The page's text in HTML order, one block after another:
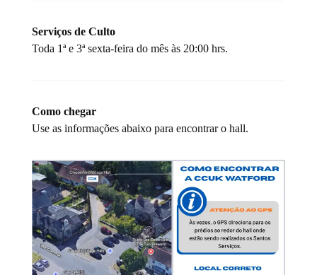
Serviços de Culto
Toda 1ª e 3ª sexta-feira do mês às 20:00 hrs.
Como chegar
Use as informações abaixo para encontrar o hall.